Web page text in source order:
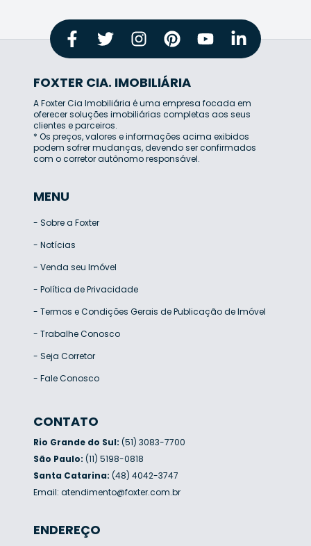
FOXTER CIA. IMOBILIÁRIA
A Foxter Cia Imobiliária é uma empresa focada em
oferecer soluções imobiliárias completas aos seus
clientes e parceiros.
* Os preços, valores e informações acima exibidos
podem sofrer mudanças, devendo ser confirmados
com o corretor autônomo responsável.
MENU
- Sobre a Foxter
- Notícias
- Venda seu Imóvel
- Política de Privacidade
- Termos e Condições Gerais de Publicação de Imóvel
- Trabalhe Conosco
- Seja Corretor
- Fale Conosco
CONTATO
Rio Grande do Sul: (51) 3083-7700
São Paulo: (11) 5198-0818
Santa Catarina: (48) 4042-3747
Email: atendimento@foxter.com.br
ENDEREÇO